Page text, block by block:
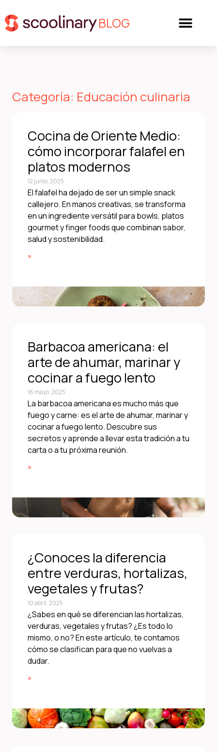
BLOG
Categoría: Educación culinaria
Cocina de Oriente Medio:
cómo incorporar falafel en
platos modernos
12 junio, 2025
El falafel ha dejado de ser un simple snack
callejero. En manos creativas, se transforma
en un ingrediente versátil para bowls, platos
gourmet y finger foods que combinan sabor,
salud y sostenibilidad.
»
Barbacoa americana: el
arte de ahumar, marinar y
cocinar a fuego lento
16 mayo, 2025
La barbacoa americana es mucho más que
fuego y carne: es el arte de ahumar, marinar y
cocinar a fuego lento. Descubre sus
secretos y aprende a llevar esta tradición a tu
carta o a tu próxima reunión.
»
¿Conoces la diferencia
entre verduras, hortalizas,
vegetales y frutas?
10 abril, 2025
¿Sabes en qué se diferencian las hortalizas,
verduras, vegetales y frutas? ¿Es todo lo
mismo, o no? En este artículo, te contamos
cómo se clasifican para que no vuelvas a
dudar.
»